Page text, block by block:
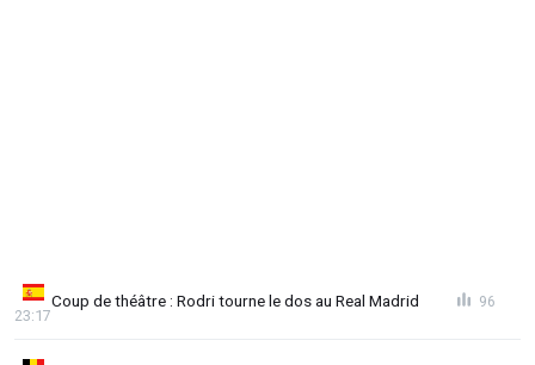
Coup de théâtre : Rodri tourne le dos au Real Madrid
23:17
96